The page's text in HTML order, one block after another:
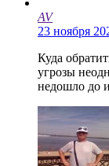
AV
23 ноября
Куда
угрозы
недошло до